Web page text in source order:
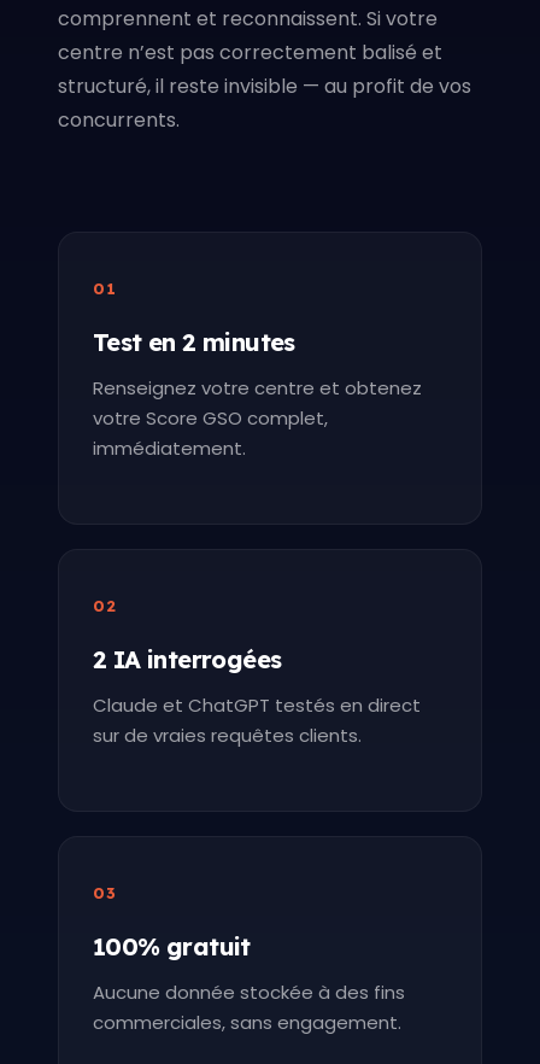
comprennent et reconnaissent. Si votre
centre n’est pas correctement balisé et
structuré, il reste invisible — au profit de vos
concurrents.
01
Test en 2 minutes
Renseignez votre centre et obtenez
votre Score GSO complet,
immédiatement.
02
2 IA interrogées
Claude et ChatGPT testés en direct
sur de vraies requêtes clients.
03
100% gratuit
Aucune donnée stockée à des fins
commerciales, sans engagement.